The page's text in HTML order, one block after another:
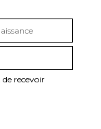
recevoir